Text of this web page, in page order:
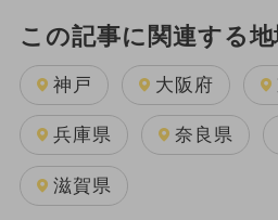
この記事に関連する地
神戸 大阪府
兵庫県 奈良県
滋賀県